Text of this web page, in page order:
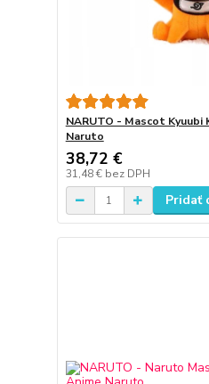
NARUTO - Mascot Kyuubi
Naruto
38,72 €
31,48 € bez DPH
Pridať